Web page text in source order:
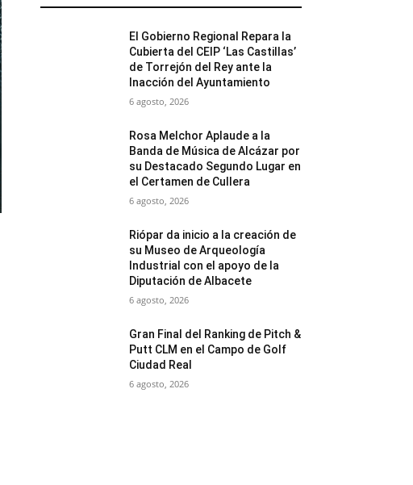
El Gobierno Regional Repara la
Cubierta del CEIP ‘Las Castillas’
de Torrejón del Rey ante la
Inacción del Ayuntamiento
6 agosto, 2026
Rosa Melchor Aplaude a la
Banda de Música de Alcázar por
su Destacado Segundo Lugar en
el Certamen de Cullera
6 agosto, 2026
Riópar da inicio a la creación de
su Museo de Arqueología
Industrial con el apoyo de la
Diputación de Albacete
6 agosto, 2026
Gran Final del Ranking de Pitch &
Putt CLM en el Campo de Golf
Ciudad Real
6 agosto, 2026